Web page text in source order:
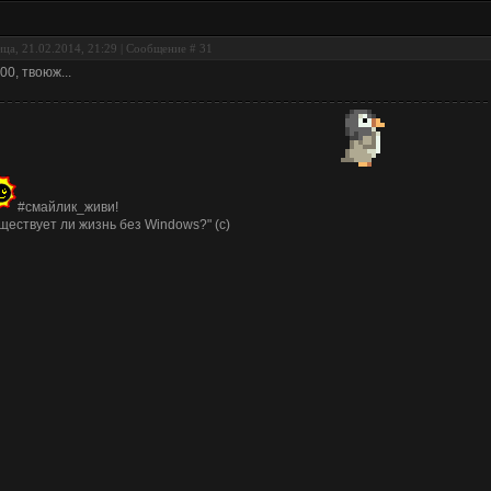
21.02.2014, 21:29 | Сообщение # 31
твоюж...
#смайлик_живи!
ли жизнь без Windows?" (с)